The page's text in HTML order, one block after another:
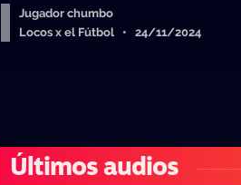
Jugador chumbo
Locos x el Fútbol • 24/11/2024
Últimos audios